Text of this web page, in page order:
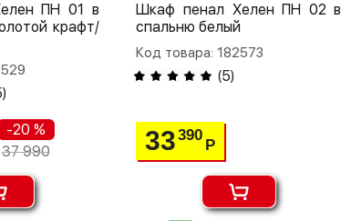
ПН 01 в
крафт/
)
-20 %
37 990
Шкаф пенал Хелен ПН 02 в
спальню белый
Код товара: 182573
(5)
33390
Р